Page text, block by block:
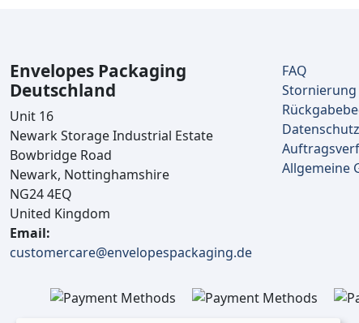
Envelopes Packaging
Deutschland
Unit 16
Newark Storage Industrial Estate
Bowbridge Road
Newark, Nottinghamshire
NG24 4EQ
United Kingdom
Email:
customercare@envelopespackaging.de
FAQ
Stornierung
Allgemeine